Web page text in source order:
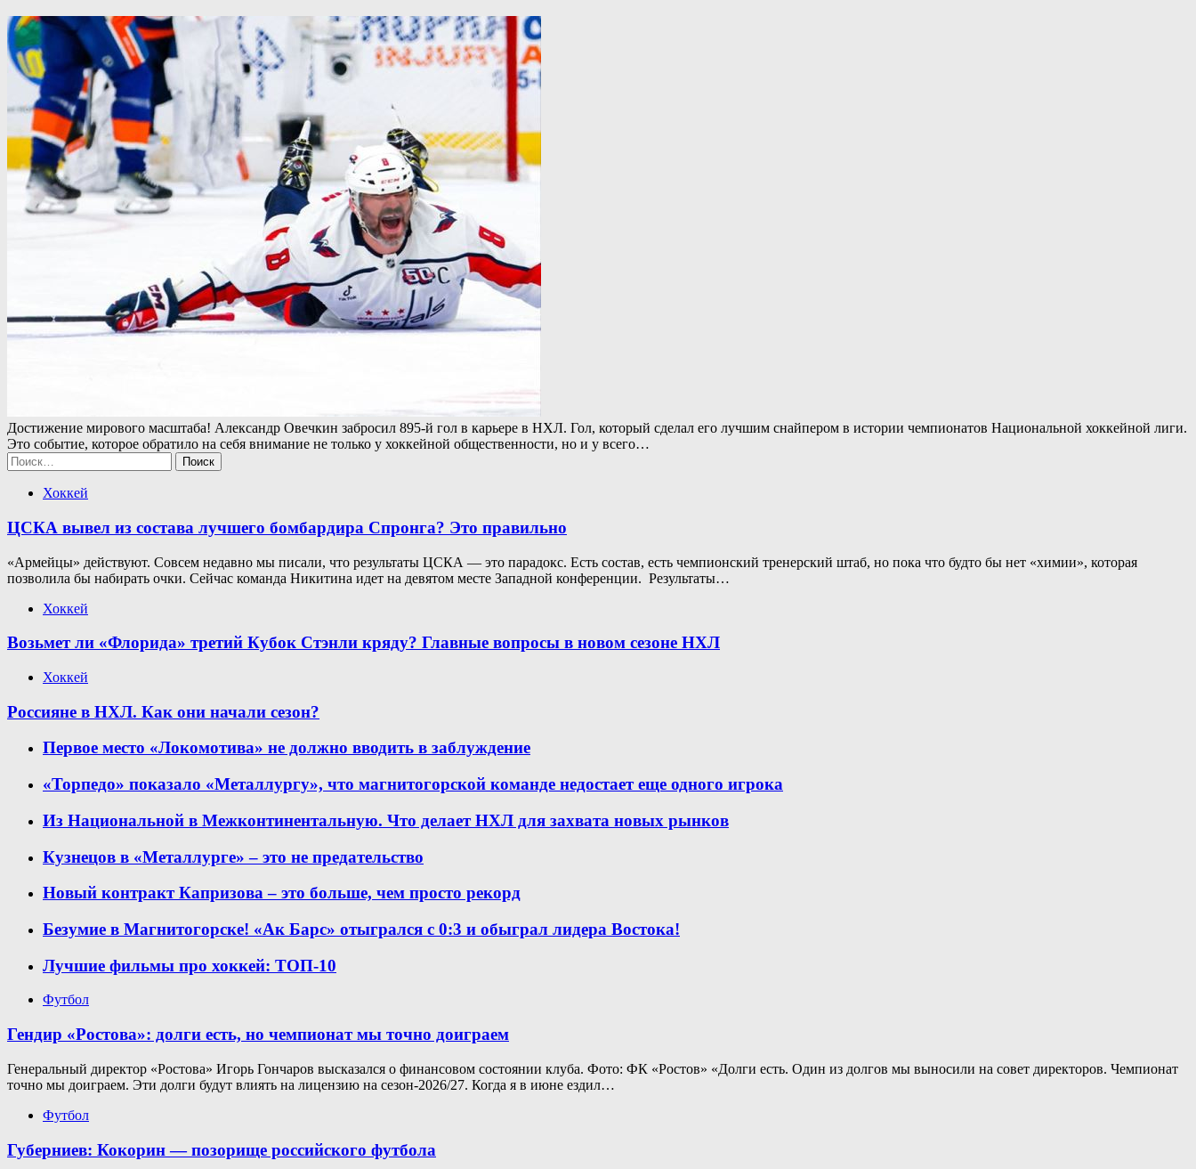
Достижение мирового масштаба! Александр Овечкин забросил 895-й гол в карьере в НХЛ. Гол, который сделал его лучшим снайпером в истории чемпионатов Национальной хоккейной лиги.
Это событие, которое обратило на себя внимание не только у хоккейной общественности, но и у всего…
Найти:
Хоккей
ЦСКА вывел из состава лучшего бомбардира Спронга? Это правильно
«Армейцы» действуют. Совсем недавно мы писали, что результаты ЦСКА — это парадокс. Есть состав, есть чемпионский тренерский штаб, но пока что будто бы нет «химии», которая
позволила бы набирать очки. Сейчас команда Никитина идет на девятом месте Западной конференции. Результаты…
Хоккей
Возьмет ли «Флорида» третий Кубок Стэнли кряду? Главные вопросы в новом сезоне НХЛ
Хоккей
Россияне в НХЛ. Как они начали сезон?
Первое место «Локомотива» не должно вводить в заблуждение
«Торпедо» показало «Металлургу», что магнитогорской команде недостает еще одного игрока
Из Национальной в Межконтинентальную. Что делает НХЛ для захвата новых рынков
Кузнецов в «Металлурге» – это не предательство
Новый контракт Капризова – это больше, чем просто рекорд
Безумие в Магнитогорске! «Ак Барс» отыгрался с 0:3 и обыграл лидера Востока!
Лучшие фильмы про хоккей: ТОП-10
Футбол
Гендир «Ростова»: долги есть, но чемпионат мы точно доиграем
Генеральный директор «Ростова» Игорь Гончаров высказался о финансовом состоянии клуба. Фото: ФК «Ростов» «Долги есть. Один из долгов мы выносили на совет директоров. Чемпионат
точно мы доиграем. Эти долги будут влиять на лицензию на сезон-2026/27. Когда я в июне ездил…
Футбол
Губерниев: Кокорин — позорище российского футбола